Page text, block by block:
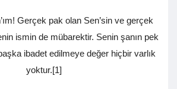
Gerçek pak olan Sen’sin ve gerçek
ismin de mübarektir. Senin şanın pek
ibadet edilmeye değer hiçbir varlık
yoktur.[1]